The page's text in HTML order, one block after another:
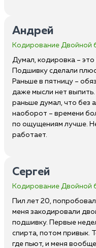
Андрей
Кодирование Двойной
Думал, кодировка –
Подшивку сделали
Раньше в пятницу –
даже мысли нет
раньше думал, что без
наоборот – времени
по ощущениям лучше.
работает.
Сергей
Кодирование Двойной
Пил лет 20,
меня закодировали
подшивку. Первые
спирта, потом привык.
где пьют, и меня